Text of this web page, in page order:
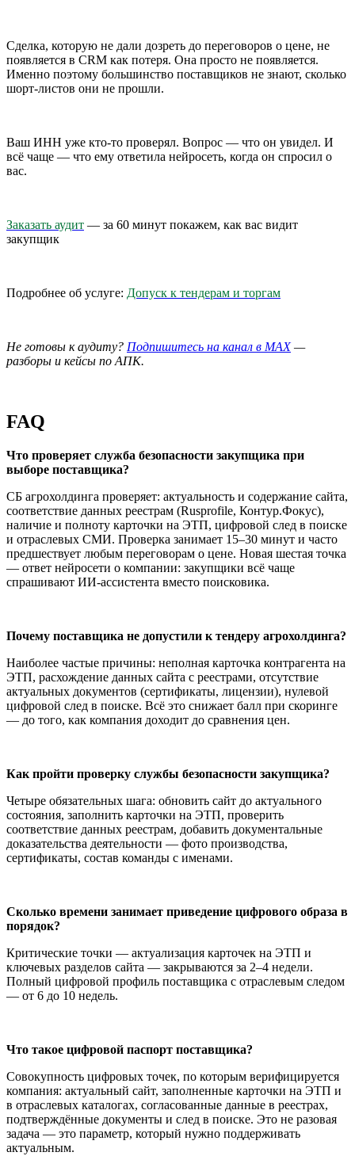
Сделка, которую не дали дозреть до переговоров о цене, не
появляется в CRM как потеря. Она просто не появляется.
Именно поэтому большинство поставщиков не знают, сколько
шорт-листов они не прошли.
Ваш ИНН уже кто-то проверял. Вопрос — что он увидел. И
всё чаще — что ему ответила нейросеть, когда он спросил о
вас.
Заказать аудит — за 60 минут покажем, как вас видит
закупщик
Подробнее об услуге: Допуск к тендерам и торгам
Не готовы к аудиту? Подпишитесь на канал в MAX —
разборы и кейсы по АПК.
FAQ
Что проверяет служба безопасности закупщика при
выборе поставщика?
СБ агрохолдинга проверяет: актуальность и содержание сайта,
соответствие данных реестрам (Rusprofile, Контур.Фокус),
наличие и полноту карточки на ЭТП, цифровой след в поиске
и отраслевых СМИ. Проверка занимает 15–30 минут и часто
предшествует любым переговорам о цене. Новая шестая точка
— ответ нейросети о компании: закупщики всё чаще
спрашивают ИИ-ассистента вместо поисковика.
Почему поставщика не допустили к тендеру агрохолдинга?
Наиболее частые причины: неполная карточка контрагента на
ЭТП, расхождение данных сайта с реестрами, отсутствие
актуальных документов (сертификаты, лицензии), нулевой
цифровой след в поиске. Всё это снижает балл при скоринге
— до того, как компания доходит до сравнения цен.
Как пройти проверку службы безопасности закупщика?
Четыре обязательных шага: обновить сайт до актуального
состояния, заполнить карточки на ЭТП, проверить
соответствие данных реестрам, добавить документальные
доказательства деятельности — фото производства,
сертификаты, состав команды с именами.
Сколько времени занимает приведение цифрового образа в
порядок?
Критические точки — актуализация карточек на ЭТП и
ключевых разделов сайта — закрываются за 2–4 недели.
Полный цифровой профиль поставщика с отраслевым следом
— от 6 до 10 недель.
Что такое цифровой паспорт поставщика?
Совокупность цифровых точек, по которым верифицируется
компания: актуальный сайт, заполненные карточки на ЭТП и
в отраслевых каталогах, согласованные данные в реестрах,
подтверждённые документы и след в поиске. Это не разовая
задача — это параметр, который нужно поддерживать
актуальным.